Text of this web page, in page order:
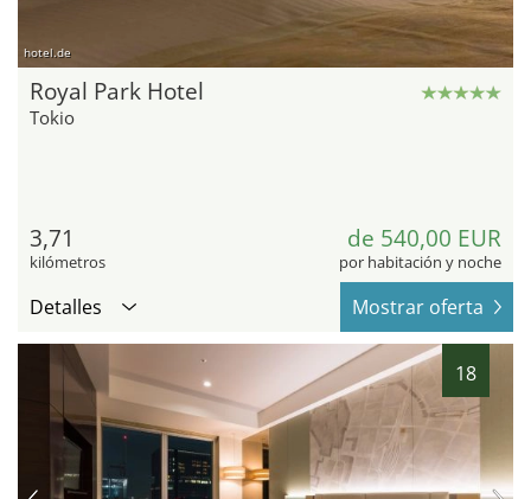
hotel.de
Royal Park Hotel
Tokio
3,71
kilómetros
de 540,00 EUR
por habitación y noche
Detalles Mostrar oferta
18